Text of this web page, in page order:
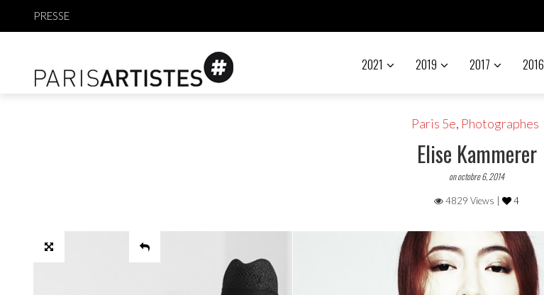
PRESSE
2021 2019 2017 2016
Paris 5e, Photographes
Elise Kammerer
on octobre 6, 2014
4829 Views | 4